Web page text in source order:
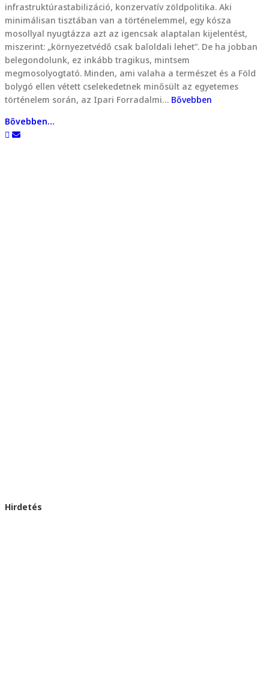
infrastruktúrastabilizáció, konzervatív zöldpolitika. Aki
minimálisan tisztában van a történelemmel, egy kósza
mosollyal nyugtázza azt az igencsak alaptalan kijelentést,
miszerint: „környezetvédő csak baloldali lehet”. De ha jobban
belegondolunk, ez inkább tragikus, mintsem
megmosolyogtató. Minden, ami valaha a természet és a Föld
bolygó ellen vétett cselekedetnek minősült az egyetemes
történelem során, az Ipari Forradalmi… Bővebben
Bővebben...
Hirdetés